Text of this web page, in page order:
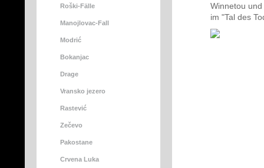
Roški-Fälle
Manojlovac-Fall
Modrić
Bokanjac
Drage
Vransko jezero
Rastević
Zečevo
Pakostane
Crvena Luka
Winnetou
im "Tal des